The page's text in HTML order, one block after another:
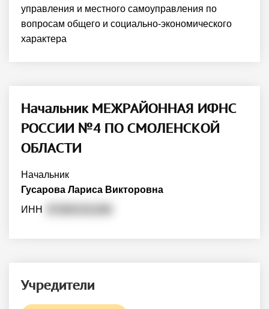
управления и местного самоуправления по
вопросам общего и социально-экономического
характера
Начальник МЕЖРАЙОННАЯ ИФНС
РОССИИ №4 ПО СМОЛЕНСКОЙ
ОБЛАСТИ
Начальник
Гусарова Лариса Викторовна
ИНН
Учредители